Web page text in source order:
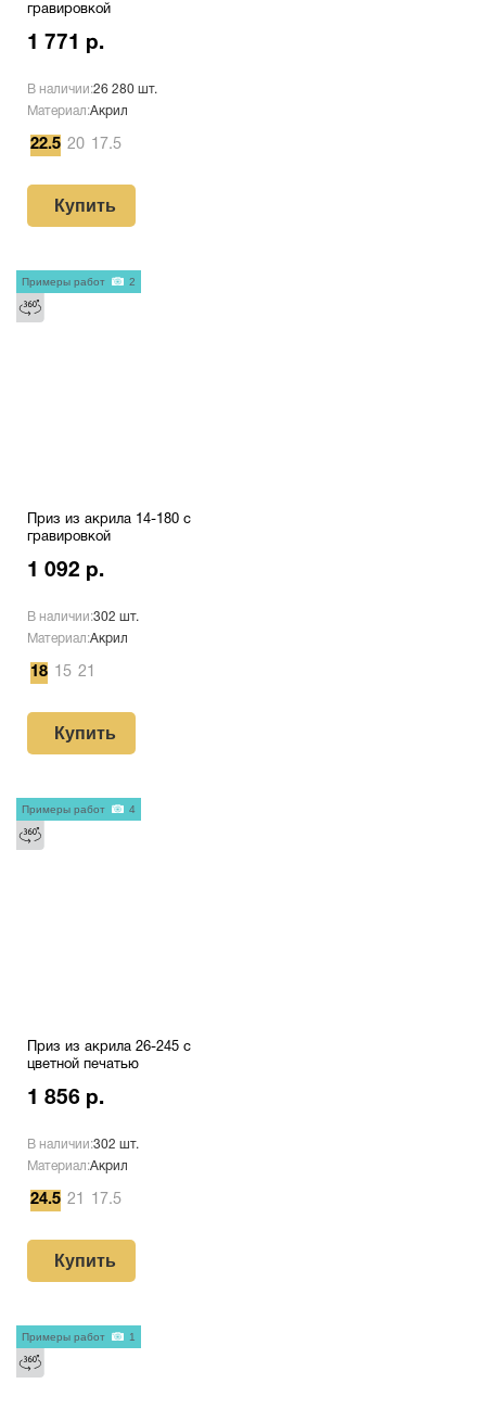
гравировкой
1 771 р.
В наличии:26 280 шт.
Материал:Акрил
22.5 20 17.5
Купить
Приз из акрила 14-180 с
гравировкой
1 092 р.
В наличии:302 шт.
Материал:Акрил
18 15 21
Купить
Примеры работ 2
Приз из акрила 26-245 с
цветной печатью
1 856 р.
В наличии:302 шт.
Материал:Акрил
24.5 21 17.5
Купить
Примеры работ 4
Примеры работ 1